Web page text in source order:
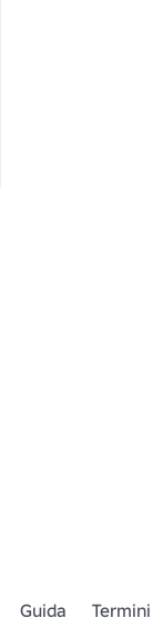
Guida Termini